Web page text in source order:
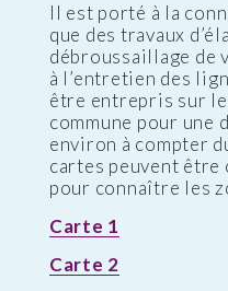
Il est porté à la
que des travaux
débroussaillage de
à l’entretien des
être entrepris sur
commune pour une
environ à compter
cartes peuvent être
pour connaître les
Carte 1
Carte 2